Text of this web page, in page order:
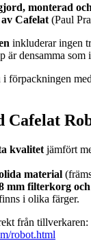
monterad
Cafelat (Paul
inkluderar ingen
är densamma som
förpackningen
Cafelat
kvalitet jämfört
material
mm filterkorg och
i olika färger.
från tillverkaren:
robot.html